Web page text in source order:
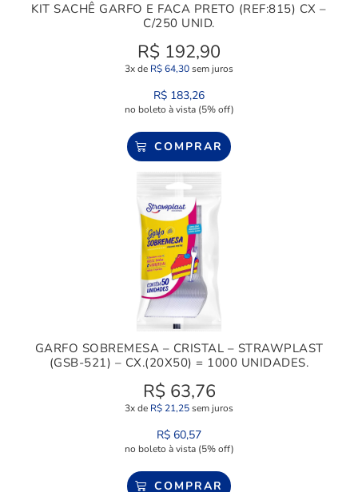
KIT SACHÊ GARFO E FACA PRETO (REF:815) CX –
C/250 UNID.
R$ 192,90
3x de R$64,30sem juros
R$ 183,26
no boleto à vista (5% off)
COMPRAR
GARFO SOBREMESA – CRISTAL – STRAWPLAST
(GSB-521) – CX.(20X50) = 1000 UNIDADES.
R$ 63,76
3x de R$ 21,25sem juros
R$ 60,57
no boleto à vista (5% off)
COMPRAR